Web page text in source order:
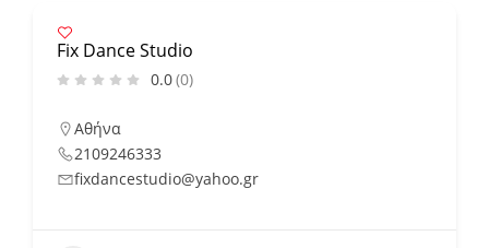
Fix Dance Studio
0.0(0)
Αθήνα
2109246333
fixdancestudio@yahoo.gr